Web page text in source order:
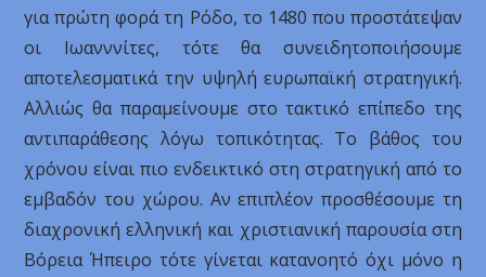
για πρώτη φορά τη Ρόδο, το 1480 που προστάτεψαν
οι Ιωανννίτες, τότε θα συνειδητοποιήσουμε
αποτελεσματικά την υψηλή ευρωπαϊκή στρατηγική.
Αλλιώς θα παραμείνουμε στο τακτικό επίπεδο της
αντιπαράθεσης λόγω τοπικότητας. Το βάθος του
χρόνου είναι πιο ενδεικτικό στη στρατηγική από το
εμβαδόν του χώρου. Αν επιπλέον προσθέσουμε τη
διαχρονική ελληνική και χριστιανική παρουσία στη
Βόρεια Ήπειρο τότε γίνεται κατανοητό όχι μόνο η